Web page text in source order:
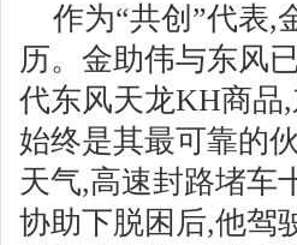
作为“共创”代表,
历。金助伟与东风
代东风天龙KH商品
始终是其最可靠的
天气,高速封路堵车
协助下脱困后,他驾